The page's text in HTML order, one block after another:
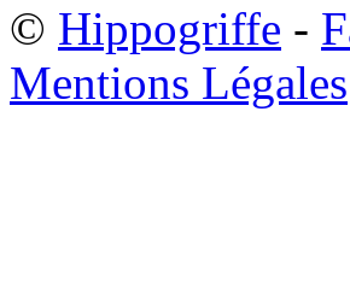
© Hippogriffe -
Mentions Légales